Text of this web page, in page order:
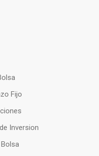
Fijo
Inversion